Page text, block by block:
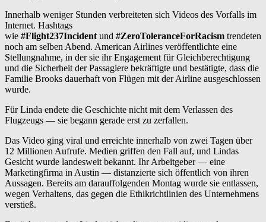
Innerhalb weniger Stunden verbreiteten sich Videos des Vorfalls im
Internet. Hashtags
wie #Flight237Incident und #ZeroToleranceForRacism trendeten
noch am selben Abend. American Airlines veröffentlichte eine
Stellungnahme, in der sie ihr Engagement für Gleichberechtigung
und die Sicherheit der Passagiere bekräftigte und bestätigte, dass die
Familie Brooks dauerhaft von Flügen mit der Airline ausgeschlossen
wurde.
Für Linda endete die Geschichte nicht mit dem Verlassen des
Flugzeugs — sie begann gerade erst zu zerfallen.
Das Video ging viral und erreichte innerhalb von zwei Tagen über
12 Millionen Aufrufe. Medien griffen den Fall auf, und Lindas
Gesicht wurde landesweit bekannt. Ihr Arbeitgeber — eine
Marketingfirma in Austin — distanzierte sich öffentlich von ihren
Aussagen. Bereits am darauffolgenden Montag wurde sie entlassen,
wegen Verhaltens, das gegen die Ethikrichtlinien des Unternehmens
verstieß.